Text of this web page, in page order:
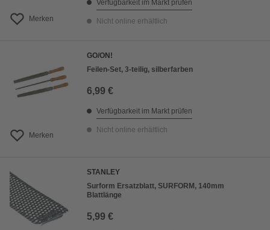
Merken
Verfügbarkeit im Markt prüfen
Nicht online erhältlich
Merken
GO/ON!
Feilen-Set, 3-teilig, silberfarben
6,99 €
Verfügbarkeit im Markt prüfen
Nicht online erhältlich
STANLEY
Surform Ersatzblatt, SURFORM, 140mm
Blattlänge
5,99 €